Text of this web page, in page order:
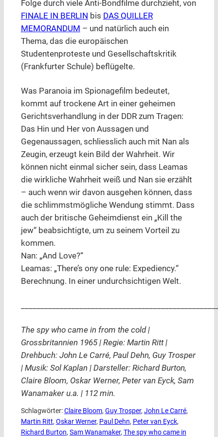
Folge durch viele Anti-Bondfilme durchzieht, von
FINALE IN BERLIN bis DAS QUILLER
MEMORANDUM – und natürlich auch ein
Thema, das die europäischen
Studentenproteste und Gesellschaftskritik
(Frankfurter Schule) beflügelte.
Was Paranoia im Spionagefilm bedeutet,
kommt auf trockene Art in einer geheimen
Gerichtsverhandlung in der DDR zum Tragen:
Das Hin und Her von Aussagen und
Gegenaussagen, schliesslich auch mit Nan als
Zeugin, erzeugt kein Bild der Wahrheit. Wir
können nicht einmal sicher sein, dass Leamas
die wirkliche Wahrheit weiß und Nan sie erzählt
– auch wenn wir davon ausgehen können, dass
die schlimmstmögliche Wendung stimmt. Dass
auch der britische Geheimdienst ein „Kill the
jew“ beabsichtigte, um zu seinem Vorteil zu
kommen.
Nan: „And Love?“
Leamas: „There’s ony one rule: Expediency.“
Berechnung. In einer undurchsichtigen Welt.
The spy who came in from the cold |
Grossbritannien 1965 | Regie: Martin Ritt |
Drehbuch: John Le Carré, Paul Dehn, Guy Trosper
| Musik: Sol Kaplan | Darsteller: Richard Burton,
Claire Bloom, Oskar Werner, Peter van Eyck, Sam
Wanamaker u.a. | 112 min.
Schlagwörter:Claire Bloom, Guy Trosper, John Le Carré
Martin Ritt, Oskar Werner, Paul Dehn, Peter van Eyck
Richard Burton, Sam Wanamaker, The spy who came in